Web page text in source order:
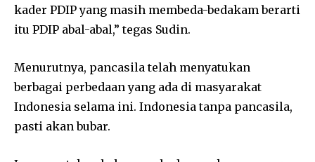
kader PDIP yang masih membeda-bedakam berarti
itu PDIP abal-abal,” tegas Sudin.
Menurutnya, pancasila telah menyatukan
berbagai perbedaan yang ada di masyarakat
Indonesia selama ini. Indonesia tanpa pancasila,
pasti akan bubar.